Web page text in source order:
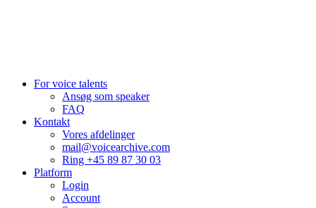
For voice talents
Ansøg som speaker
FAQ
Kontakt
Vores afdelinger
mail@voicearchive.com
Ring +45 89 87 30 03
Platform
Login
Account